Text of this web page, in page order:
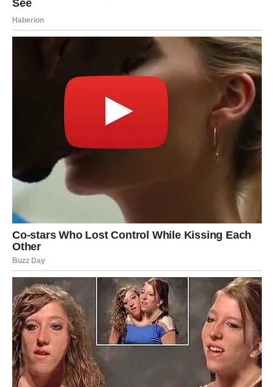
Ljubavna poruka
Vjerujte svom unutrašnjem glasu.
Duša prepoznaje ono što joj je
Pred vama su emotivni trenuci.
Do kraja proljeća mnoge znakove očekuju uzbudljivi
ljubavni događaji, ali će se posebno izdvojiti
Rakovi,
Škorpije i Vodolije. Njima zvijezde donose susrete,
poruke i priznanja koja mogu probuditi emocije za koje su
mislili da su ostale u prošlosti.
Ipak, zvijezde savjetuju oprez: nije svaka ljubav koja se
vraća namijenjena da ostane. Neke se vraćaju da bi
donijele odgovore, zatvorile stare rane ili pokazale koliko
ste danas jači nego nekada.
Jedno je sigurno – do kraja proljeća srca mnogih neće
ostati ravnodušna.